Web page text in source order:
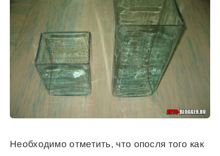
Необходимо отметить, что опосля того как